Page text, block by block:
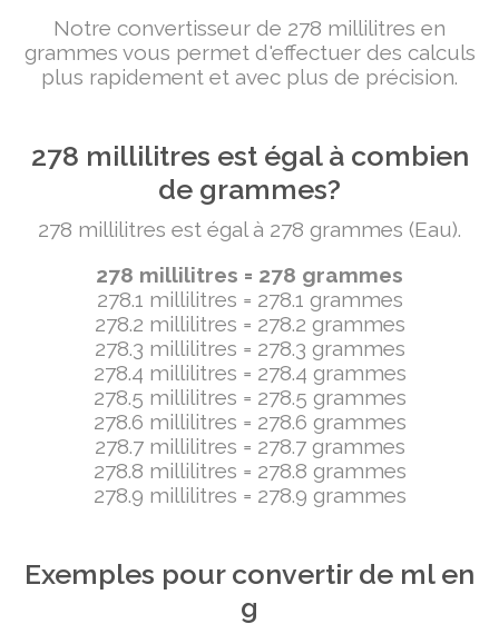
Notre convertisseur de 278 millilitres en
grammes vous permet d'effectuer des calculs
plus rapidement et avec plus de précision.
278 millilitres est égal à combien
de grammes?
278 millilitres est égal à 278 grammes (Eau).
278 millilitres = 278 grammes
278.1 millilitres = 278.1 grammes
278.2 millilitres = 278.2 grammes
278.3 millilitres = 278.3 grammes
278.4 millilitres = 278.4 grammes
278.5 millilitres = 278.5 grammes
278.6 millilitres = 278.6 grammes
278.7 millilitres = 278.7 grammes
278.8 millilitres = 278.8 grammes
278.9 millilitres = 278.9 grammes
Exemples pour convertir de ml en
g